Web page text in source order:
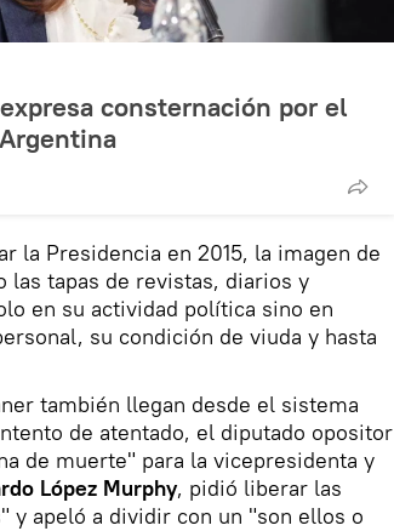
consternación por el
la Presidencia en 2015, la imagen de
las tapas de revistas, diarios y
en su actividad política sino en
su condición de viuda y hasta
también llegan desde el sistema
de atentado, el diputado opositor
de muerte" para la vicepresidenta y
López Murphy, pidió liberar las
y apeló a dividir con un "son ellos o